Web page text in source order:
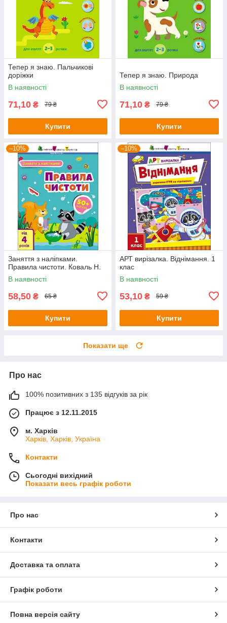
Тепер я знаю. Пальчикові
доріжки
В наявності
71,10 ₴ 79 ₴
Купити
Тепер я знаю. Природа
В наявності
71,10 ₴ 79 ₴
Купити
–10%
Заняття з наліпками.
Правила чистоти. Коваль Н.
В наявності
58,50 ₴ 65 ₴
Купити
–10%
АРТ вирізалка. Віднімання. 1
клас
В наявності
53,10 ₴ 59 ₴
Купити
Показати ще
Про нас
100% позитивних з 135 відгуків за рік
Працює з 12.11.2015
м. Харків
Харків, Харків, Україна
Контакти
Сьогодні вихідний
Показати весь графік роботи
Про нас
Контакти
Доставка та оплата
Графік роботи
Повна версія сайту